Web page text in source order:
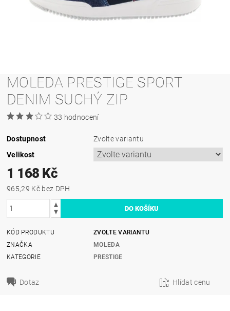
MOLEDA PRESTIGE SPORT
DENIM SUCHÝ ZIP
33 hodnocení
Dostupnost
Zvolte variantu
Velikost
1 168 Kč
965,29 Kč bez DPH
KÓD PRODUKTU
ZVOLTE VARIANTU
ZNAČKA
MOLEDA
KATEGORIE
PRESTIGE
Dotaz Hlídat cenu